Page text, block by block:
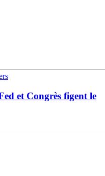
et Congrès figent le